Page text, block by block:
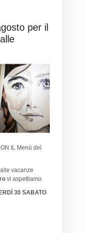
per il
IL Menù del
vacanze
vi aspettiamo
30 SABATO